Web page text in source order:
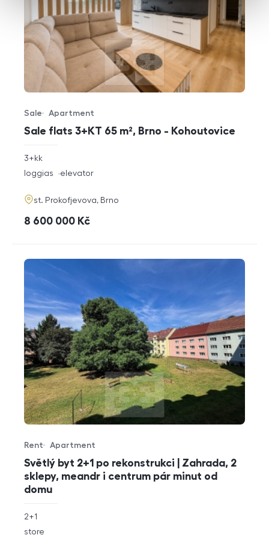
Sale flats 3+KT 65 m², Brno - Kohoutovice
Offer type
Sale
Property type
Apartment
rozměry
disposition
3+kk
funkce
loggias elevator
adresa
st. Prokofjevova, Brno
cena
8 600 000 Kč
Světlý byt 2+1 po rekonstrukci | Zahrada, 2
sklepy, meandr i centrum pár minut od
domu
Offer type
Rent
Property type
Apartment
rozměry
disposition
2+1
funkce
store